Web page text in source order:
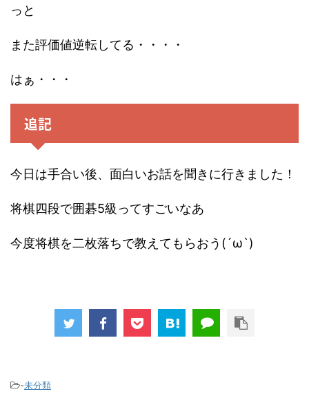
っと
また評価値逆転してる・・・・
はぁ・・・
追記
今日は手合い後、面白いお話を聞きに行きました！
将棋四段で囲碁5級ってすごいなあ
今度将棋を二枚落ちで教えてもらおう(´ω`)
-未分類